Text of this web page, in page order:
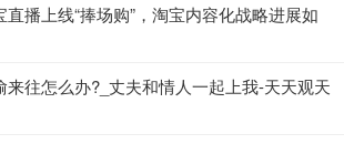
直播上线“捧场购”，淘宝内容化战略进展如
往怎么办?_丈夫和情人一起上我-天天观天